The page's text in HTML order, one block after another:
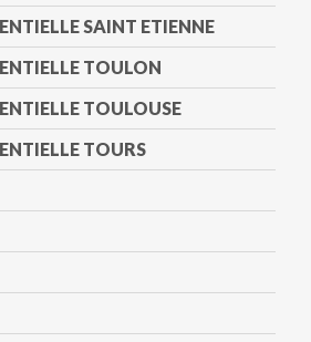
SAINT ETIENNE
TOULON
TOULOUSE
TOURS